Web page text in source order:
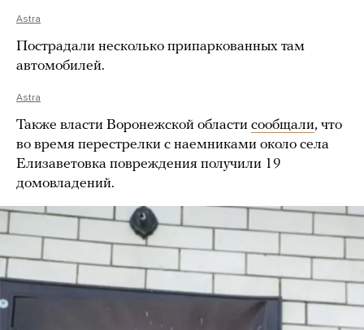
Astra
Пострадали несколько припаркованных там
автомобилей.
Astra
Также власти Воронежской области сообщали, что
во время перестрелки с наемниками около села
Елизаветовка повреждения получили 19
домовладений.